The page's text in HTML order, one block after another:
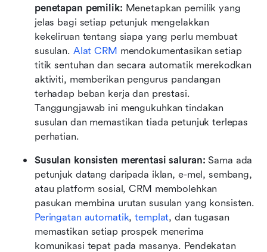
penetapan pemilik: Menetapkan pemilik yang
jelas bagi setiap petunjuk mengelakkan
kekeliruan tentang siapa yang perlu membuat
susulan. Alat CRM mendokumentasikan setiap
titik sentuhan dan secara automatik merekodkan
aktiviti, memberikan pengurus pandangan
terhadap beban kerja dan prestasi.
Tanggungjawab ini mengukuhkan tindakan
susulan dan memastikan tiada petunjuk terlepas
perhatian.
Susulan konsisten merentasi saluran: Sama ada
petunjuk datang daripada iklan, e-mel, sembang,
atau platform sosial, CRM membolehkan
Peringatan automatik, templat, dan tugasan
memastikan setiap prospek menerima
komunikasi tepat pada masanya. Pendekatan